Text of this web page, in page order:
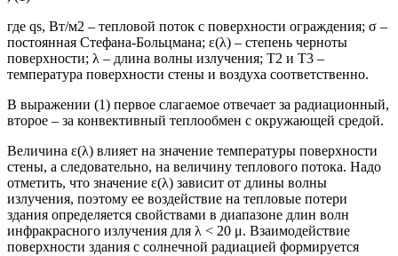
где qs, Вт/м2 – тепловой поток с поверхности ограждения; σ –
постоянная Стефана-Больцмана; ε(λ) – степень черноты
поверхности; λ – длина волны излучения; T2 и T3 –
температура поверхности стены и воздуха соответственно.
В выражении (1) первое слагаемое отвечает за радиационный,
второе – за конвективный теплообмен с окружающей средой.
Величина ε(λ) влияет на значение температуры поверхности
стены, а следовательно, на величину теплового потока. Надо
отметить, что значение ε(λ) зависит от длины волны
излучения, поэтому ее воздействие на тепловые потери
здания определяется свойствами в диапазоне длин волн
инфракрасного излучения для λ < 20 μ. Взаимодействие
поверхности здания с солнечной радиацией формируется